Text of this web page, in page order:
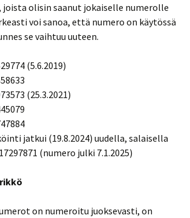
olisin saanut jokaiselle numerolle
voi sanoa, että numero on käytössä
se vaihtuu uuteen.
(5.6.2019)
(25.3.2021)
jatkui (19.8.2024) uudella, salaisella
(numero julki 7.1.2025)
on numeroitu juoksevasti, on